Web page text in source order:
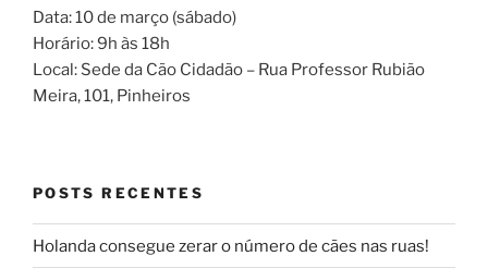
Data: 10 de março (sábado)
Horário: 9h às 18h
Local: Sede da Cão Cidadão – Rua Professor Rubião
Meira, 101, Pinheiros
POSTS RECENTES
Holanda consegue zerar o número de cães nas ruas!